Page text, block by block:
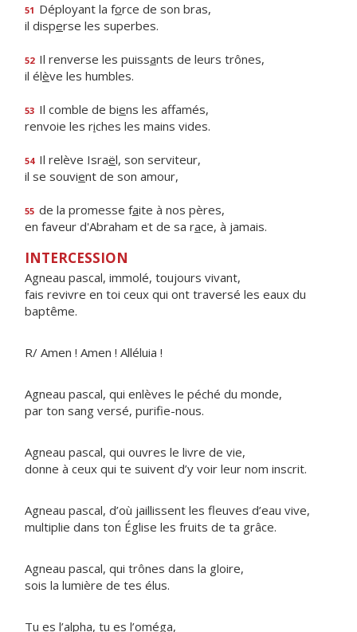
51 Déployant la force de son bras,
il disperse les superbes.
52 Il renverse les puissants de leurs trônes,
il élève les humbles.
53 Il comble de biens les affamés,
renvoie les riches les mains vides.
54 Il relève Israël, son serviteur,
il se souvient de son amour,
55 de la promesse faite à nos pères,
en faveur d'Abraham et de sa race, à jamais.
INTERCESSION
Agneau pascal, immolé, toujours vivant,
fais revivre en toi ceux qui ont traversé les eaux du
baptême.
R/ Amen ! Amen ! Alléluia !
Agneau pascal, qui enlèves le péché du monde,
par ton sang versé, purifie-nous.
Agneau pascal, qui ouvres le livre de vie,
donne à ceux qui te suivent d’y voir leur nom inscrit.
Agneau pascal, d’où jaillissent les fleuves d’eau vive,
multiplie dans ton Église les fruits de ta grâce.
Agneau pascal, qui trônes dans la gloire,
sois la lumière de tes élus.
Tu es l’alpha, tu es l’oméga,